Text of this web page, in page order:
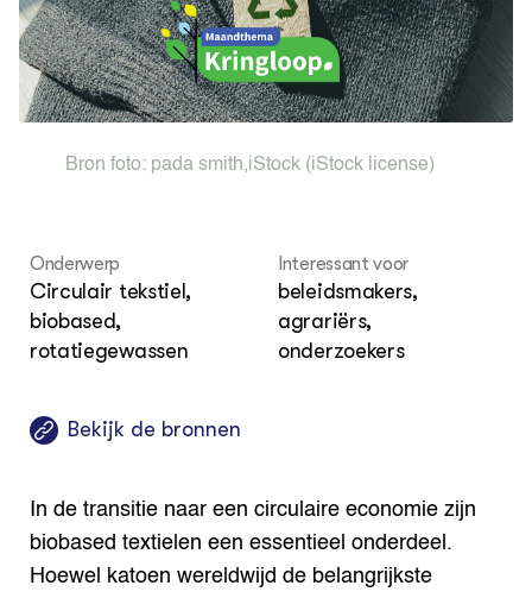
Columns & Blogs
ZIE OOK
In de regio
Lectoraten
LEREN
Wiki Groen Kennisnet
Contact
Search the Knowledge base
Bron foto: pada smith,iStock(iStock license)
Onderwerp
Circulair tekstiel,
biobased,
rotatiegewassen
Interessant voor
beleidsmakers,
agrariërs,
onderzoekers
Bekijk de bronnen
In de transitie naar een circulaire economie zijn
biobased textielen een essentieel onderdeel.
Hoewel katoen wereldwijd de belangrijkste